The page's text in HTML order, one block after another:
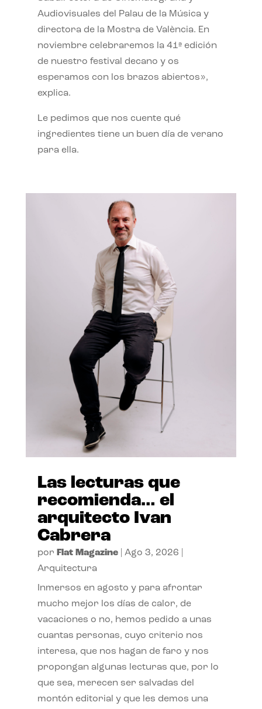
Audiovisuales del Palau de la Música y
directora de la Mostra de València. En
noviembre celebraremos la 41ª edición
de nuestro festival decano y os
esperamos con los brazos abiertos»,
explica.
Le pedimos que nos cuente qué
ingredientes tiene un buen día de verano
para ella.
Las lecturas que
recomienda… el
arquitecto Ivan
Cabrera
por Flat Magazine| Ago 3, 2026
Arquitectura
Inmersos en agosto y para afrontar
mucho mejor los días de calor, de
vacaciones o no, hemos pedido a unas
cuantas personas, cuyo criterio nos
interesa, que nos hagan de faro y nos
propongan algunas lecturas que, por lo
que sea, merecen ser salvadas del
montón editorial y que les demos una